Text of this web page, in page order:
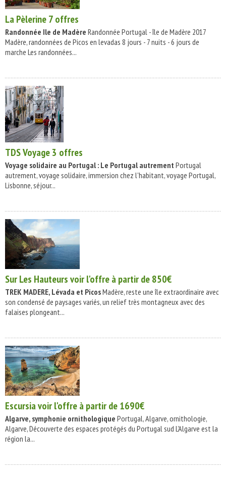
La Pèlerine7 offres
Randonnée Ile de Madère Randonnée Portugal - île de Madère 2017
Madère, randonnées de Picos en levadas 8 jours - 7 nuits - 6 jours de
marche Les randonnées...
TDS Voyage3 offres
Voyage solidaire au Portugal : Le Portugal autrement Portugal
autrement, voyage solidaire, immersion chez l'habitant, voyage Portugal,
Lisbonne, séjour...
Sur Les Hauteursvoir l'offre à partir de 850€
TREK MADERE, Lévada et PicosMadère, reste une île extraordinaire avec
son condensé de paysages variés, un relief très montagneux avec des
falaises plongeant...
Escursiavoir l'offre à partir de 1690€
Algarve, symphonie ornithologique Portugal, Algarve, ornithologie,
Algarve, Découverte des espaces protégés du Portugal sud L'Algarve est la
région la...